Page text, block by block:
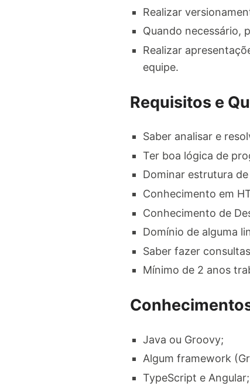
Realizar
Quando necessário,
Realizar
equipe.
Requisitos e
Saber analisar e
Ter boa lógica de
Dominar estrutura
Conhecimento em
Conhecimento de
Domínio de alguma
Saber fazer
Mínimo de 2 anos
Java ou Groovy;
Algum framework
TypeScript e Angular;